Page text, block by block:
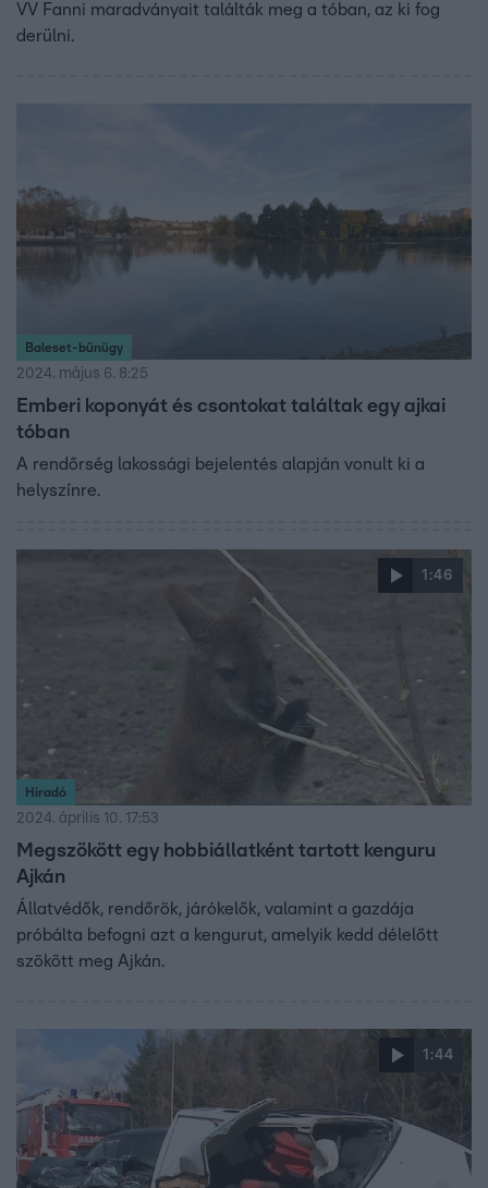
VV Fanni maradványait találták meg a tóban, az ki fog
derülni.
Baleset-bűnügy
2024. május 6. 8:25
Emberi koponyát és csontokat találtak egy ajkai
tóban
A rendőrség lakossági bejelentés alapján vonult ki a
helyszínre.
1:46
Híradó
2024. április 10. 17:53
Megszökött egy hobbiállatként tartott kenguru
Ajkán
Állatvédők, rendőrök, járókelők, valamint a gazdája
próbálta befogni azt a kengurut, amelyik kedd délelőtt
szökött meg Ajkán.
1:44